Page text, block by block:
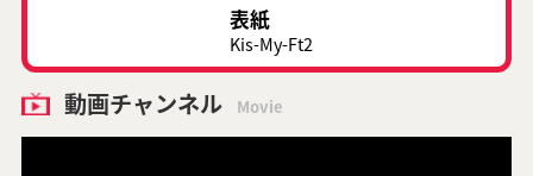
表紙
Kis-My-Ft2
動画チャンネル Movie